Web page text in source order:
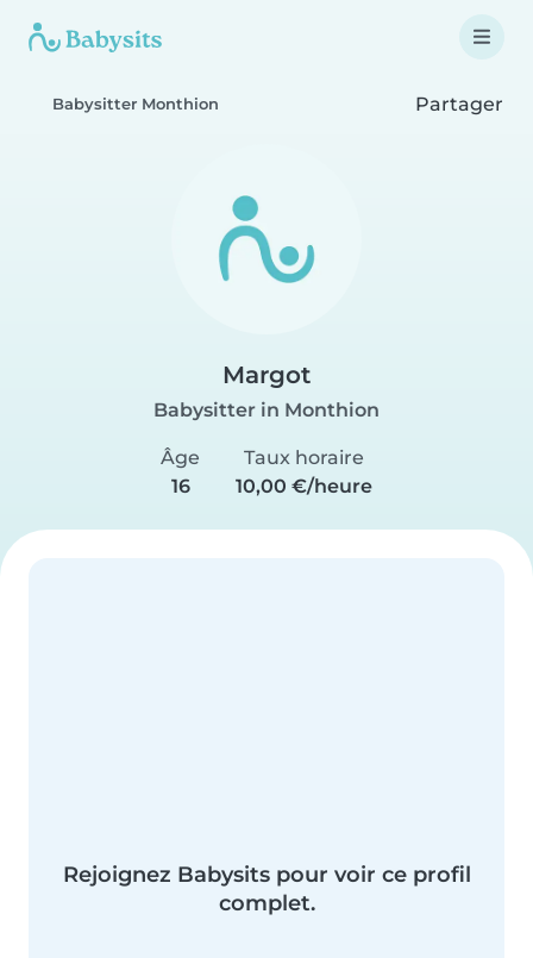
Babysitter Monthion Partager
Margot
Babysitter in Monthion
Âge
16
Taux horaire
10,00 €/heure
Rejoignez Babysits pour voir ce profil
complet.